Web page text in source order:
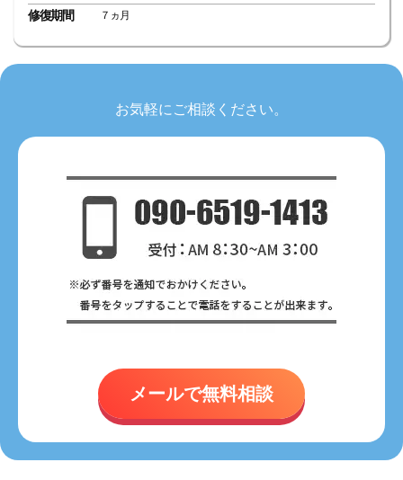
修復期間 ７ヵ月
お気軽にご相談ください。
メールで無料相談